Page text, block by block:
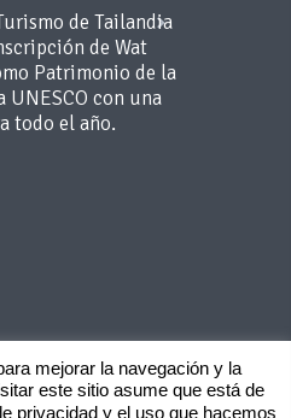
de Tailandia
de Wat
Patrimonio de la
UNESCO con una
todo el año.
- Todos los
mejorar la navegación y la
este sitio asume que está de
privacidad y el uso que hacemos